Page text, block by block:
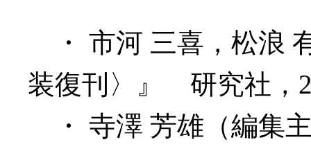
・ 市河 三喜，松浪
装復刊〉』 研究社，
・ 寺澤 芳雄（編集